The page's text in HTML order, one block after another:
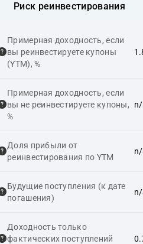
Риск реинвестирования
Примерная доходность, если
вы реинвестируете купоны
(YTM), %
Примерная доходность, если
вы не реинвестируете купоны,
%
Доля прибыли от
реинвестирования по YTM
Будущие поступления (к дате
погашения)
Доходность только
фактических поступлений